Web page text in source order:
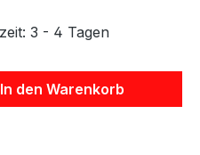
3 - 4 Tagen
den
In den Warenkorb